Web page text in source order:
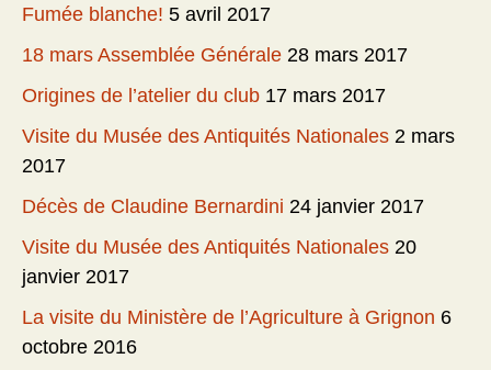
Fumée blanche! 5 avril 2017
18 mars Assemblée Générale 28 mars 2017
Origines de l’atelier du club 17 mars 2017
Visite du Musée des Antiquités Nationales 2 mars
2017
Décès de Claudine Bernardini 24 janvier 2017
Visite du Musée des Antiquités Nationales 20
janvier 2017
La visite du Ministère de l’Agriculture à Grignon 6
octobre 2016